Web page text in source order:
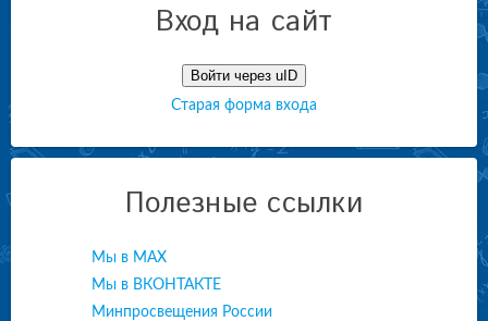
Вход на сайт
Войти через uID
Старая форма входа
Полезные ссылки
Мы в МАХ
Мы в ВКОНТАКТЕ
Минпросвещения России